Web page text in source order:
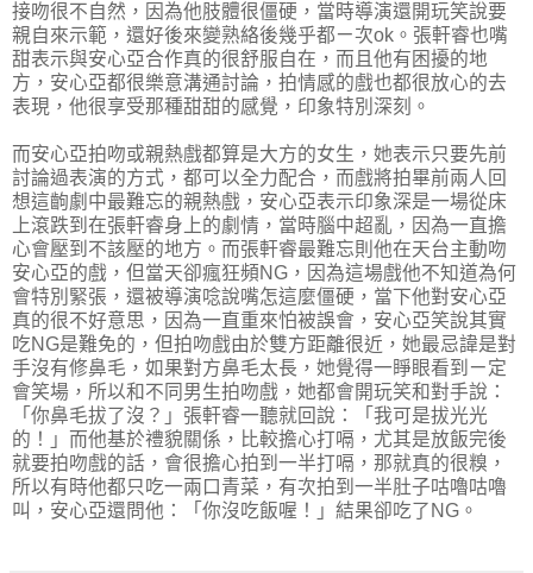
接吻很不自然，因為他肢體很僵硬，當時導演還開玩笑說要
親自來示範，還好後來變熟絡後幾乎都ㄧ次ok。張軒睿也嘴
甜表示與安心亞合作真的很舒服自在，而且他有困擾的地
方，安心亞都很樂意溝通討論，拍情感的戲也都很放心的去
表現，他很享受那種甜甜的感覺，印象特別深刻。
而安心亞拍吻或親熱戲都算是大方的女生，她表示只要先前
討論過表演的方式，都可以全力配合，而戲將拍畢前兩人回
想這齣劇中最難忘的親熱戲，安心亞表示印象深是一場從床
上滾跌到在張軒睿身上的劇情，當時腦中超亂，因為一直擔
心會壓到不該壓的地方。而張軒睿最難忘則他在天台主動吻
安心亞的戲，但當天卻瘋狂頻NG，因為這場戲他不知道為何
會特別緊張，還被導演唸說嘴怎這麼僵硬，當下他對安心亞
真的很不好意思，因為一直重來怕被誤會，安心亞笑說其實
吃NG是難免的，但拍吻戲由於雙方距離很近，她最忌諱是對
手沒有修鼻毛，如果對方鼻毛太長，她覺得一睜眼看到ㄧ定
會笑場，所以和不同男生拍吻戲，她都會開玩笑和對手說：
「你鼻毛拔了沒？」張軒睿一聽就回說：「我可是拔光光
的！」而他基於禮貌關係，比較擔心打嗝，尤其是放飯完後
就要拍吻戲的話，會很擔心拍到一半打嗝，那就真的很糗，
所以有時他都只吃一兩口青菜，有次拍到一半肚子咕嚕咕嚕
叫，安心亞還問他：「你沒吃飯喔！」結果卻吃了NG。